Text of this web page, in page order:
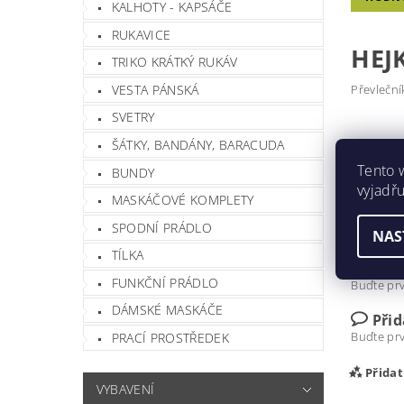
KALHOTY - KAPSÁČE
RUKAVICE
TRIKO KRÁTKÝ RUKÁV
VESTA PÁNSKÁ
SVETRY
ŠÁTKY, BANDÁNY, BARACUDA
BUNDY
MASKÁČOVÉ KOMPLETY
SPODNÍ PRÁDLO
TÍLKA
FUNKČNÍ PRÁDLO
DÁMSKÉ MASKÁČE
PRACÍ PROSTŘEDEK
VYBAVENÍ
Hmotnost
Buďte
Buďte
Tento